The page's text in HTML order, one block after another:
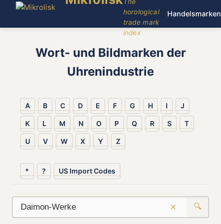
horological
trade mark
index
Handelsmarken
Wort- und Bildmarken der
Uhrenindustrie
A B C D E F G H I J
K L M N O P Q R S T
U V W X Y Z
* ? US Import Codes
× 🔍